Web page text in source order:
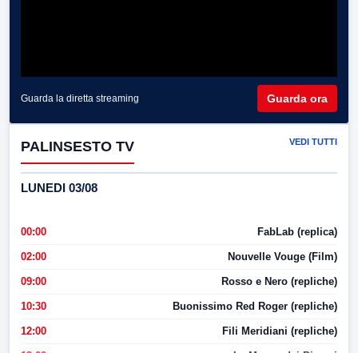
Guarda la diretta streaming Guarda ora
PALINSESTO TV VEDI TUTTI
LUNEDI 03/08
00:00 FabLab (replica)
02:00 Nouvelle Vouge (Film)
09:00 Rosso e Nero (repliche)
10:30 Buonissimo Red Roger (repliche)
12:00 Fili Meridiani (repliche)